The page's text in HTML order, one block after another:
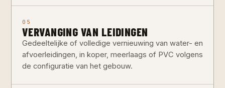
05
VERVANGING VAN LEIDINGEN
Gedeeltelijke of volledige vernieuwing van water- en
afvoerleidingen, in koper, meerlaags of PVC volgens
de configuratie van het gebouw.